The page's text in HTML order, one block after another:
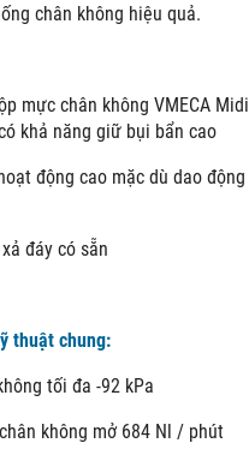
chân không hiệu quả.
mực chân không VMECA
khả năng giữ bụi bẩn cao
động cao mặc dù dao
đáy có sẵn
thuật chung:
tối đa -92 kPa
không mở 684 Nl / phút